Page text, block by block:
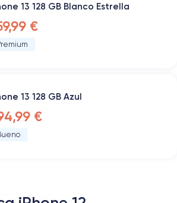
13 128 GB Blanco Estrella
€
13 128 GB Azul
€